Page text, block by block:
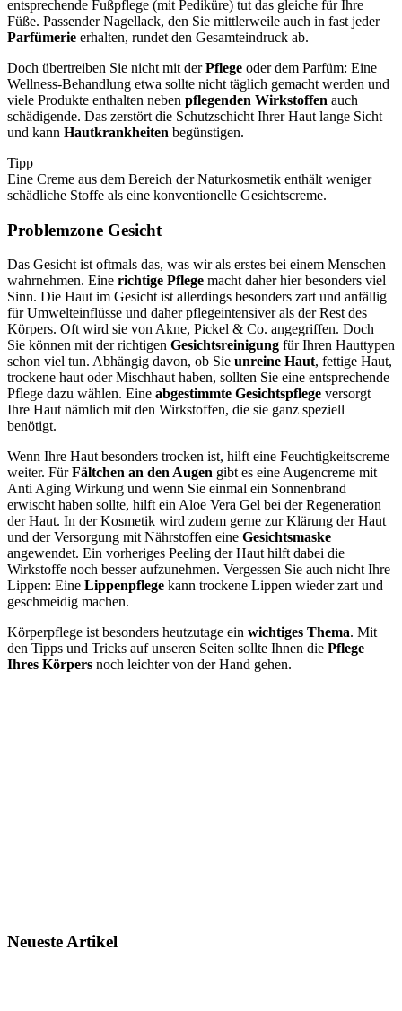
entsprechende Fußpflege (mit Pediküre) tut das gleiche für Ihre
Füße. Passender Nagellack, den Sie mittlerweile auch in fast jeder
Parfümerie erhalten, rundet den Gesamteindruck ab.
Doch übertreiben Sie nicht mit derPflege oder dem Parfüm: Eine
Wellness-Behandlung etwa sollte nicht täglich gemacht werden und
viele Produkte enthalten neben pflegenden Wirkstoffen auch
schädigende. Das zerstört die Schutzschicht Ihrer Haut lange Sicht
und kann Hautkrankheiten begünstigen.
Tipp
Eine Creme aus dem Bereich der Naturkosmetik enthält weniger
schädliche Stoffe als eine konventionelle Gesichtscreme.
Problemzone Gesicht
Das Gesicht ist oftmals das, was wir als erstes bei einem Menschen
wahrnehmen. Eine richtige Pflege macht daher hier besonders viel
Sinn. Die Haut im Gesicht ist allerdings besonders zart und anfällig
für Umwelteinflüsse und daher pflegeintensiver als der Rest des
Körpers. Oft wird sie von Akne, Pickel & Co. angegriffen. Doch
Sie können mit der richtigen Gesichtsreinigung für Ihren Hauttypen
schon viel tun. Abhängig davon, ob Sie unreine Haut, fettige Haut,
trockene haut oder Mischhaut haben, sollten Sie eine entsprechende
Pflege dazu wählen. Eine abgestimmte Gesichtspflege versorgt
Ihre Haut nämlich mit den Wirkstoffen, die sie ganz speziell
benötigt.
Wenn Ihre Haut besonders trocken ist, hilft eine Feuchtigkeitscreme
weiter. FürFältchen an den Augen gibt es eine Augencreme mit
Anti Aging Wirkung und wenn Sie einmal ein Sonnenbrand
erwischt haben sollte, hilft ein Aloe Vera Gel bei der Regeneration
der Haut. In der Kosmetik wird zudem gerne zur Klärung der Haut
und der Versorgung mit Nährstoffen eine Gesichtsmaske
angewendet. Ein vorheriges Peeling der Haut hilft dabei die
Wirkstoffe noch besser aufzunehmen. Vergessen Sie auch nicht Ihre
Lippen: Eine Lippenpflege kann trockene Lippen wieder zart und
geschmeidig machen.
Körperpflege ist besonders heutzutage ein wichtiges Thema. Mit
den Tipps und Tricks auf unseren Seiten sollte Ihnen die Pflege
Ihres Körpers noch leichter von der Hand gehen.
Neueste Artikel